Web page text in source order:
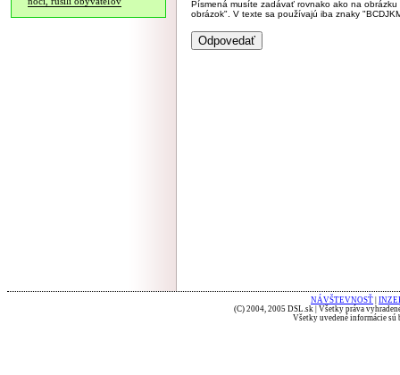
Písmená musíte zadávať rovnako ako na
obrázok". V texte sa používajú iba znaky
NÁVŠTEVNOSŤ
(C) 2004, 2005 DSL.sk | Všetky práva
Všetky uvedené informácie sú